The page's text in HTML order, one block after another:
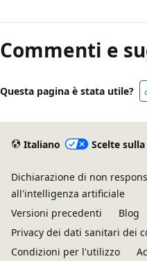
di
lettura
Commenti e
Questa pagina è stata utile?
Italiano Scelte
Dichiarazione di non
all'intelligenza artificiale
Versioni precedenti
Blog
Privacy dei dati sanitari dei
Condizioni per l'utilizzo